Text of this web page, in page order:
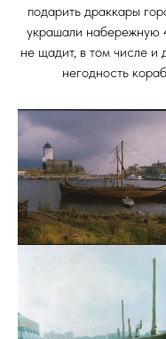
подарить драккары
украшали
не щадит, в том числе
негодность